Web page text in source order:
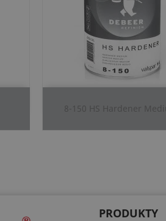
8-150 HS Hardener
PRODUKTY